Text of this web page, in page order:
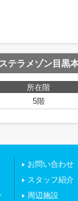
ステラメゾン目黒
所在階
5階
お問い合わせ
スタッフ紹介
周辺施設